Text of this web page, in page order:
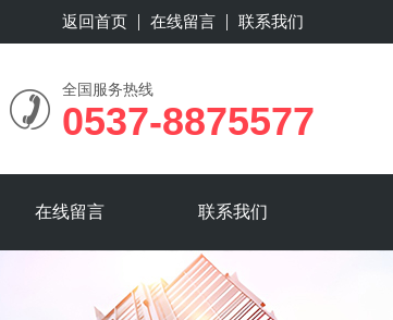
返回首页 在线留言 联系我们
全国服务热线
0537-8875577
在线留言 联系我们